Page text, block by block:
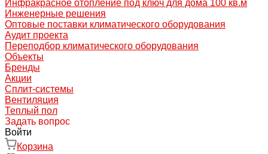
Инфракрасное отопление под ключ для дома 100 кв.м
Инженерные решения
Оптовые поставки климатического оборудования
Аудит проекта
Переподбор климатического оборудования
Объекты
Бренды
Акции
Сплит-системы
Вентиляция
Теплый пол
Задать вопрос
Войти
Корзина